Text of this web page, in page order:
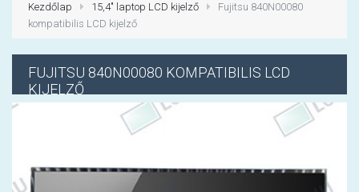
Kezdőlap 15,4" laptop LCD kijelző
Fujitsu 840N00080
kompatibilis LCD kijelző
FUJITSU 840N00080 KOMPATIBILIS LCD
KIJELZŐ